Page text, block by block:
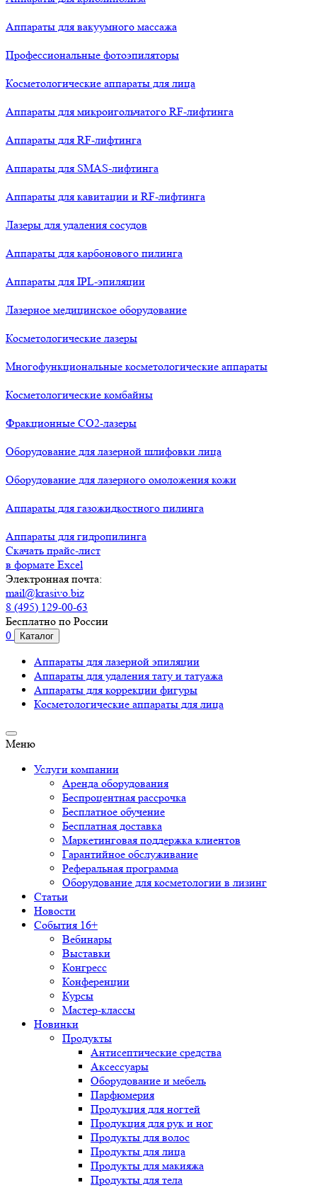
Аппараты для вакуумного массажа
Профессиональные фотоэпиляторы
Косметологические аппараты для лица
Аппараты для микроигольчатого RF-лифтинга
Аппараты для RF-лифтинга
Аппараты для SMAS-лифтинга
Аппараты для кавитации и RF-лифтинга
Лазеры для удаления сосудов
Аппараты для карбонового пилинга
Аппараты для IPL-эпиляции
Лазерное медицинское оборудование
Косметологические лазеры
Многофункциональные косметологические аппараты
Косметологические комбайны
Фракционные СО2-лазеры
Оборудование для лазерной шлифовки лица
Оборудование для лазерного омоложения кожи
Аппараты для газожидкостного пилинга
Аппараты для гидропилинга
Скачать прайс-лист
в формате Excel
Электронная почта:
mail@krasivo.biz
8 (495) 129-00-63
Бесплатно по России
0
Каталог
Аппараты для лазерной эпиляции
Аппараты для удаления тату и татуажа
Аппараты для коррекции фигуры
Косметологические аппараты для лица
Меню
Услуги компании
Аренда оборудования
Беспроцентная рассрочка
Бесплатное обучение
Бесплатная доставка
Маркетинговая поддержка клиентов
Гарантийное обслуживание
Реферальная программа
Оборудование для косметологии в лизинг
Статьи
Новости
События 16+
Вебинары
Выставки
Конгресс
Конференции
Курсы
Мастер-классы
Новинки
Продукты
Антисептические средства
Аксессуары
Оборудование и мебель
Парфюмерия
Продукция для ногтей
Продукция для рук и ног
Продукты для волос
Продукты для лица
Продукты для макияжа
Продукты для тела